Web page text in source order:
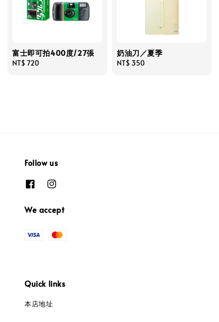
富士即可拍400度/27張
Regular
NT$ 720
奶油刀／夏季
Regular
NT$ 350
Follow us
We accept
Quick links
本店地址